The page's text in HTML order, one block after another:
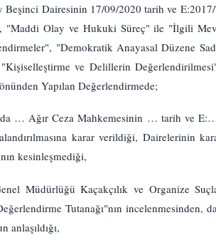
Beşinci Dairesinin 17/09/2020 tarih ve
"Maddi Olay ve Hukuki Süreç" ile "İlgili
"Demokratik Anayasal Düzene
ve Delillerin
Yapılan Değerlendirmede;
… Ağır Ceza Mahkemesinin … tarih ve
karar verildiği, Dairelerinin
kesinleşmediği,
Müdürlüğü Kaçakçılık ve Organize
Tutanağı"nın incelenmesinden,
anlaşıldığı,